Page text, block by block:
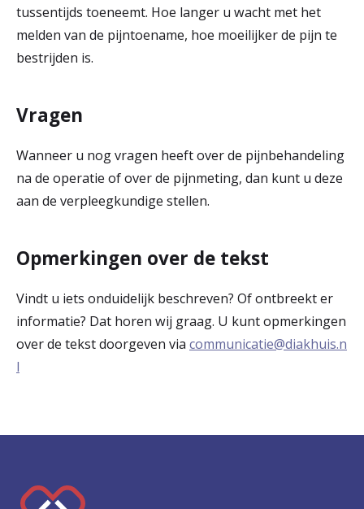
tussentijds toeneemt. Hoe langer u wacht met het
melden van de pijntoename, hoe moeilijker de pijn te
bestrijden is.
Vragen
Wanneer u nog vragen heeft over de pijnbehandeling
na de operatie of over de pijnmeting, dan kunt u deze
aan de verpleegkundige stellen.
Opmerkingen over de tekst
Vindt u iets onduidelijk beschreven? Of ontbreekt er
informatie? Dat horen wij graag. U kunt opmerkingen
over de tekst doorgeven via communicatie@diakhuis.n
l
K